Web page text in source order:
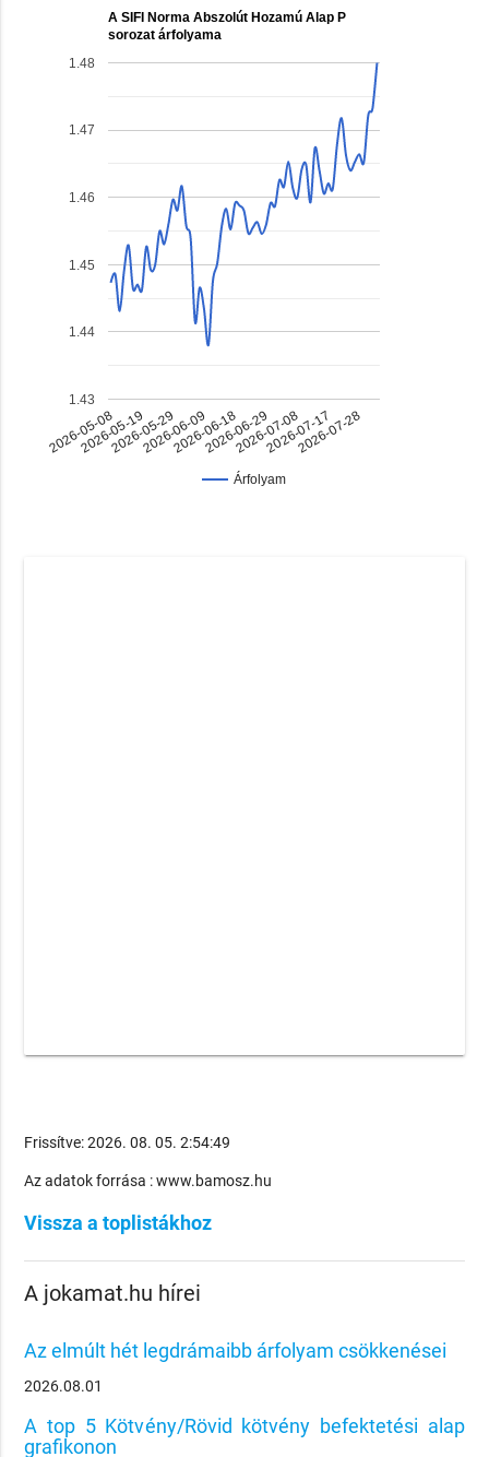
A SIFI Norma Abszolút Hozamú Alap P
sorozat árfolyama
Árfolyam
2026-05-08
2026-05-19
2026-05-29
2026-06-09
2026-06-18
2026-06-29
2026-07-08
2026-07-17
2026-07-28
1.43
1.44
1.45
1.46
1.47
1.48
Frissítve: 2026. 08. 05. 2:54:49
Az adatok forrása : www.bamosz.hu
Vissza a toplistákhoz
A jokamat.hu hírei
Az elmúlt hét legdrámaibb árfolyam csökkenései
2026.08.01
A top 5 Kötvény/Rövid kötvény befektetési alap
grafikonon